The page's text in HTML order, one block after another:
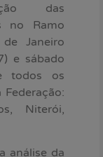
das
no Ramo
Janeiro
e sábado
todos os
Niterói,
análise da